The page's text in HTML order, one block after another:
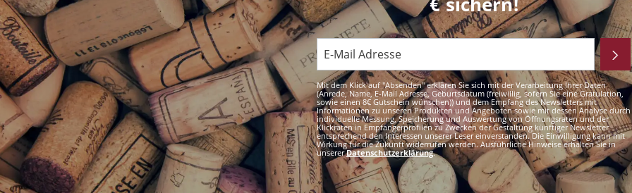
Mit dem Klick auf "Absenden" erklären Sie sich mit der Verarbeitung Ihrer Daten
(Anrede, Name, E-Mail Adresse, Geburtsdatum (freiwillig, sofern Sie eine Gratulation,
sowie einen 8€ Gutschein wünschen)) und dem Empfang des Newsletters mit
Informationen zu unseren Produkten und Angeboten sowie mit dessen Analyse durch
individuelle Messung, Speicherung und Auswertung von Öffnungsraten und der
Klickraten in Empfängerprofilen zu Zwecken der Gestaltung künftiger Newsletter
entsprechend den Interessen unserer Leser einverstanden. Die Einwilligung kann mit
Wirkung für die Zukunft widerrufen werden. Ausführliche Hinweise erhalten Sie in
unsererDatenschutzerklärung.